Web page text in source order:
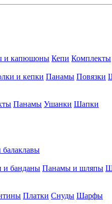
и капюшоны Кепи Комплекты
и кепки Панамы Повязки
Панамы Ушанки Шапки
и банданы Панамы и шляпы
Платки Снуды Шарфы